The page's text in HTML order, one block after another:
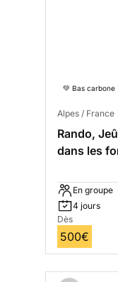
💚 Bas carbone
Alpes / France
Rando,
dans les
En groupe
4 jours
Dès
500€